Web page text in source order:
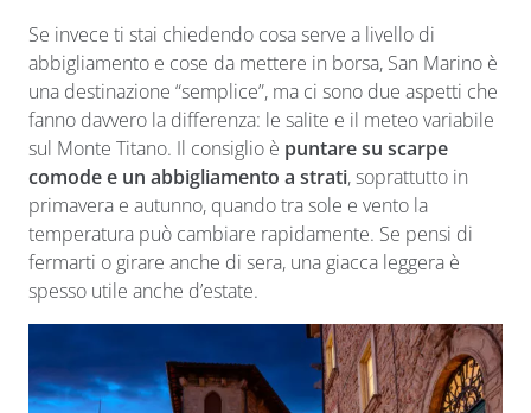
Se invece ti stai chiedendo cosa serve a livello di
abbigliamento e cose da mettere in borsa, San Marino è
una destinazione “semplice”, ma ci sono due aspetti che
fanno davvero la differenza: le salite e il meteo variabile
sul Monte Titano. Il consiglio è puntare su scarpe
comode e un abbigliamento a strati, soprattutto in
primavera e autunno, quando tra sole e vento la
temperatura può cambiare rapidamente. Se pensi di
fermarti o girare anche di sera, una giacca leggera è
spesso utile anche d’estate.